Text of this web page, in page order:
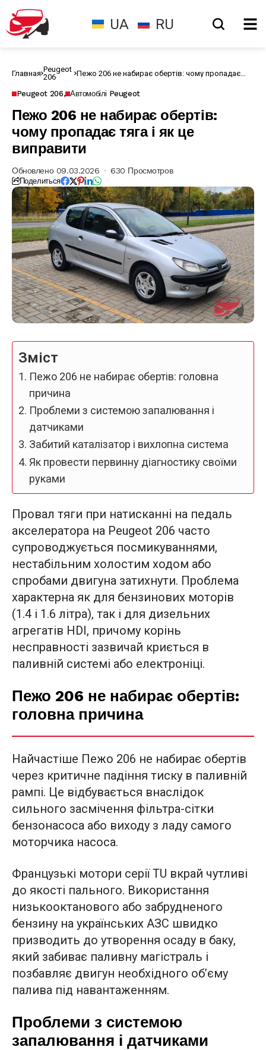
UA RU
Главная Peugeot
206
Пежо 206 не набирає обертів: чому пропадає
Peugeot 206
Автомобілі Peugeot
Пежо 206 не набирає обертів:
чому пропадає тяга і як це
виправити
Обновлено 09.03.2026 630 Просмотров
Поделиться
Зміст
Пежо 206 не набирає обертів: головна
причина
Проблеми з системою запалювання і
датчиками
Забитий каталізатор і вихлопна система
Як провести первинну діагностику своїми
руками
Провал тяги при натисканні на педаль
акселератора на Peugeot 206 часто
супроводжується посмикуваннями,
нестабільним холостим ходом або
спробами двигуна затихнути. Проблема
характерна як для бензинових моторів
(1.4 і 1.6 літра), так і для дизельних
агрегатів HDI, причому корінь
несправності зазвичай криється в
паливній системі або електроніці.
Пежо 206 не набирає обертів:
головна причина
Найчастіше Пежо 206 не набирає обертів
через критичне падіння тиску в паливній
рампі. Це відбувається внаслідок
сильного засмічення фільтра-сітки
бензонасоса або виходу з ладу самого
моторчика насоса.
Французькі мотори серії TU вкрай чутливі
до якості пального. Використання
низькооктанового або забрудненого
бензину на українських АЗС швидко
призводить до утворення осаду в баку,
який забиває паливну магістраль і
позбавляє двигун необхідного об’єму
палива під навантаженням.
Проблеми з системою
запалювання і датчиками